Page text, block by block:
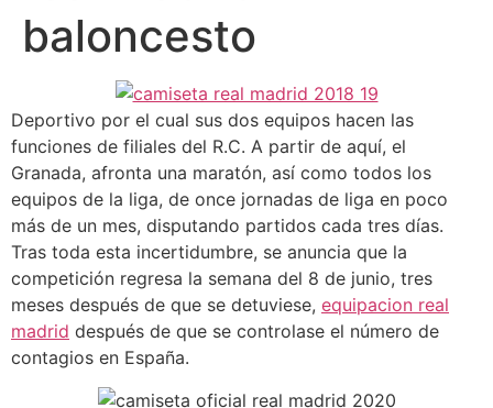
baloncesto
Deportivo por el cual sus dos equipos hacen las
funciones de filiales del R.C. A partir de aquí, el
Granada, afronta una maratón, así como todos los
equipos de la liga, de once jornadas de liga en poco
más de un mes, disputando partidos cada tres días.
Tras toda esta incertidumbre, se anuncia que la
competición regresa la semana del 8 de junio, tres
meses después de que se detuviese, equipacion real
madrid después de que se controlase el número de
contagios en España.